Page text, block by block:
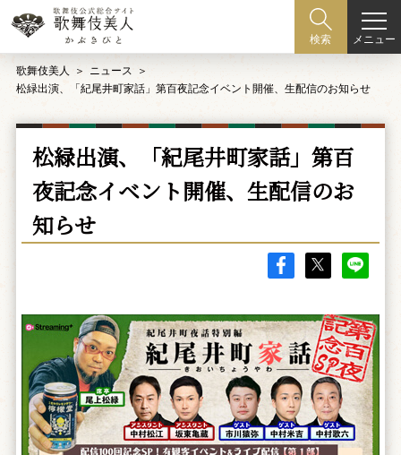
検索 メニュー
歌舞伎美人
ニュース
松緑出演、「紀尾井町家話」第百夜記念イベント開催、生配信のお知らせ
松緑出演、「紀尾井町家話」第百
夜記念イベント開催、生配信のお
知らせ